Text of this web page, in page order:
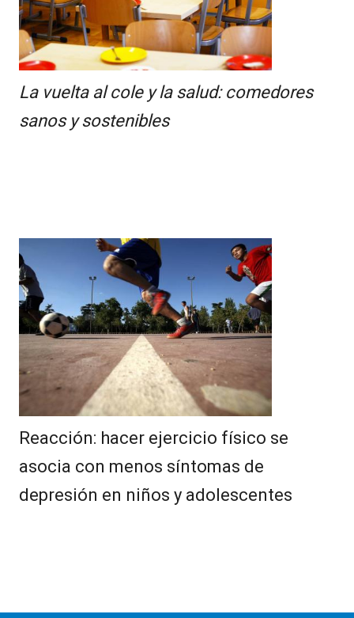
La vuelta al cole y la salud: comedores
sanos y sostenibles
Reacción: hacer ejercicio físico se
asocia con menos síntomas de
depresión en niños y adolescentes